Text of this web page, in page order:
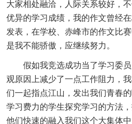
大家相处融洽，人际关系较好，
优异的学习成绩，我的作文曾经
发表，在学校、赤峰市的作文比
是我不能骄傲，应继续努力。
假如我竞选成功当了学习委
观原因上减少了一点工作阻力，
们一起指点江山，发出我们青春
学习费力的学生探究学习的方法
他们快速的融入我们这个大集体